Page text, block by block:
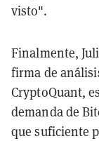
visto".
Finalmente,
firma de
CryptoQuant,
demanda de
que suficiente